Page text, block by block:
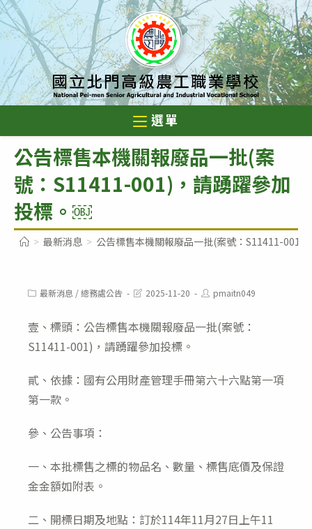
跳
轉
主
要
內
選單
公告標售本機關報廢品一批(案
號：S11411-001)，請踴躍參加
投標。￼
> 最新消息 > 公告標售本機關報廢品一批(案號：S11411-001)
Post最新消息 /總務處公告
Post2025-11-20
Post
author:
pmaitn049
壹、標頭：公告標售本機關報廢品一批(案號：
S11411-001)，請踴躍參加投標。
貳、依據：國有公用財產管理手冊第六十六點第一項
第一款。
參、公告事項：
一、本批標售之標的物品名、數量、標售底價及保證
金金額如附表。
二、開標日期及地點：訂於114年11月27日上午11